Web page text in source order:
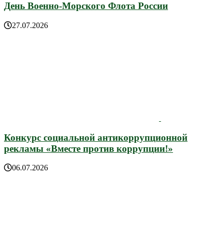
День Военно-Морского Флота России
27.07.2026
Конкурс социальной антикоррупционной
рекламы «Вместе против коррупции!»
06.07.2026